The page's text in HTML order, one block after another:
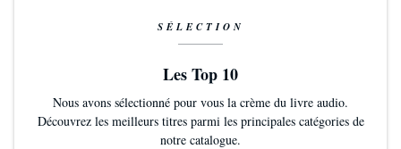
SÉLECTION
Les Top 10
Nous avons sélectionné pour vous la crème du livre audio.
Découvrez les meilleurs titres parmi les principales catégories de
notre catalogue.